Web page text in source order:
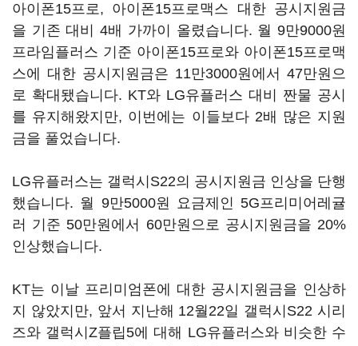
아이폰15프로, 아이폰15프로맥스 대한 공시지원금
을 기존 대비 4배 가까이 올렸습니다. 월 9만9000원
프라임플러스 기준 아이폰15프로와 아이폰15프로맥
스에 대한 공시지원금은 11만3000원에서 47만원으
로 확대됐습니다. KT와 LG유플러스 대비 짠물 공시
를 유지해왔지만, 이번에는 이들보다 2배 많은 지원
금을 풀었습니다.
LG유플러스는 갤럭시S22의 공시지원금 인상을 단행
했습니다. 월 9만5000원 요금제인 5G프리미어레귤
러 기준 50만원에서 60만원으로 공시지원금을 20%
인상했습니다.
KT는 이날 프리미엄폰에 대한 공시지원금을 인상하
지 않았지만, 앞서 지난해 12월22일 갤럭시S22 시리
즈와 갤럭시Z플립5에 대해 LG유플러스와 비슷한 수